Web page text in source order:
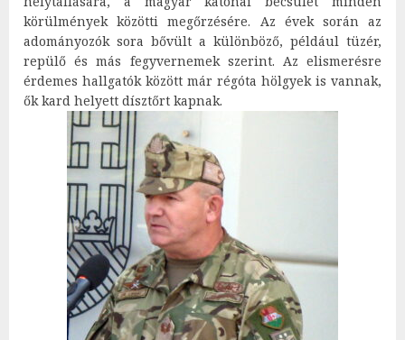
körülmények közötti megőrzésére. Az évek során az
adományozók sora bővült a különböző, például tüzér,
repülő és más fegyvernemek szerint. Az elismerésre
érdemes hallgatók között már régóta hölgyek is vannak,
ők kard helyett dísztőrt kapnak.